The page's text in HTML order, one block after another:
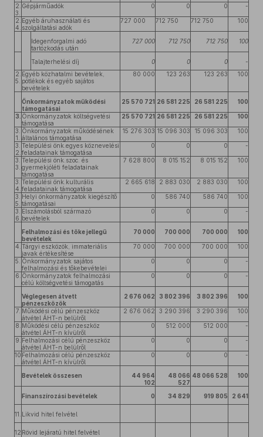
2.
3.
Gépjárműadók 0 0 0 -
2.
4.
Egyéb áruhasználati és
szolgáltatási adók
727 000 712 750 712 750 100
Idegenforgalmi adó
tartózkodás után
727 000 712 750 712 750 100
Talajterhelési díj 0 0 0
-
2.
5.
Egyéb közhatalmi bevételek,
pótlékok és egyéb sajátos
bevételek
80 000 123 263 123 263 100
Önkormányzatok működési
támogatásai
25 570 721 26 581 225 26 581 225 100
3. Önkormányzatok költségvetési
támogatása
25 570 721 26 581 225 26 581 225 100
3.
1.
Önkormányzatok működésének
általános támogatása
15 276 303 15 096 303 15 096 303 100
3.
2.
Települési önk.egyes köznevelési
feladatainak támogatása
0 0 0 -
3.
3.
Települési önk.szoc. és
gyermekjóléti feladatainak
támogatása
7 628 800 8 015 152 8 015 152 100
3.
4.
Települési önk.kulturális
feladatainak támogatása
2 665 618 2 883 030 2 883 030 100
3.
5.
Helyi önkormányzatok kiegészítő
támogatásai
0 586 740 586 740 100
3.
6.
Elszámolásból származó
bevételek
0 0 0 -
Felhalmozási és tőke jellegű
bevételek
70 000 700 000 700 000 100
4. Tárgyi eszközök, immateriális
javak értékesítése
70 000 700 000 700 000 100
5. Önkormányzatok sajátos
felhalmozási és tőkebevételei
0 0 0 -
6. Önkormányzatok felhalmozási
célú költségvetési támogatás
0 0 0 -
Véglegesen átvett
pénzeszközök
2 676 062 3 802 396 3 802 396 100
7. Működési célú pénzeszköz
átvétel ÁHT-n belülről
2 676 062 3 290 396 3 290 396 100
8. Működési célú pénzeszköz
átvétel ÁHT-n kívülről
0 512 000 512 000 -
9. Felhalmozási célú pénzeszköz
átvétel ÁHT-n belülről
0 0 0 -
10 Felhalmozási célú pénzeszköz
átvétel ÁHT-n kívülről
0 0 0 -
Bevételek összesen
44 964
102
48 066
527
48 066 528 100
Finanszírozási bevételek 0 34 829 919 805 2 641
11. Likvid hitel felvétel
12 Rövid lejáratú hitel felvétel